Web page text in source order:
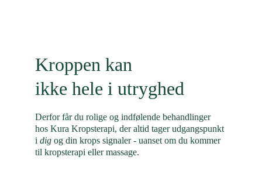
Kroppen kan
ikke hele i utryghed
Derfor får du rolige og indfølende behandlinger
hos Kura Kropsterapi, der altid tager udgangspunkt
i dig og din krops signaler - uanset om du kommer
til kropsterapi eller massage.